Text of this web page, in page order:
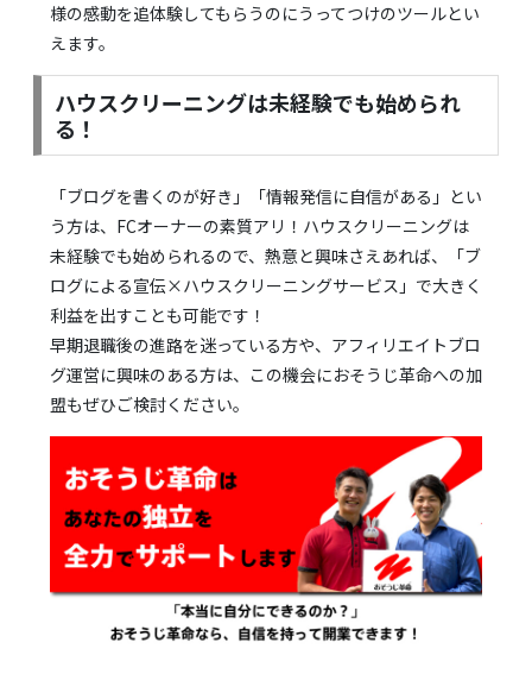
様の感動を追体験してもらうのにうってつけのツールとい
えます。
ハウスクリーニングは未経験でも始められ
る！
「ブログを書くのが好き」「情報発信に自信がある」とい
う方は、FCオーナーの素質アリ！ハウスクリーニングは
未経験でも始められるので、熱意と興味さえあれば、「ブ
ログによる宣伝×ハウスクリーニングサービス」で大きく
利益を出すことも可能です！
早期退職後の進路を迷っている方や、アフィリエイトブロ
グ運営に興味のある方は、この機会におそうじ革命への加
盟もぜひご検討ください。